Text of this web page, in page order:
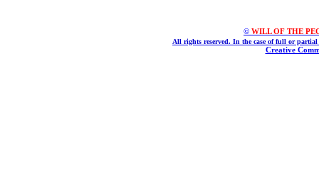
© WILL OF THE
All rights reserved. In the case of full or
Creative